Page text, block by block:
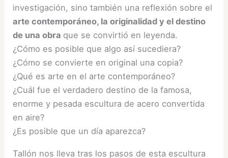
investigación, sino también una reflexión sobre el
arte contemporáneo, la originalidad y el destino
de una obra que se convirtió en leyenda.
¿Cómo es posible que algo así sucediera?
¿Cómo se convierte en original una copia?
¿Qué es arte en el arte contemporáneo?
¿Cuál fue el verdadero destino de la famosa,
enorme y pesada escultura de acero convertida
en aire?
¿Es posible que un día aparezca?
Tallón nos lleva tras los pasos de esta escultura